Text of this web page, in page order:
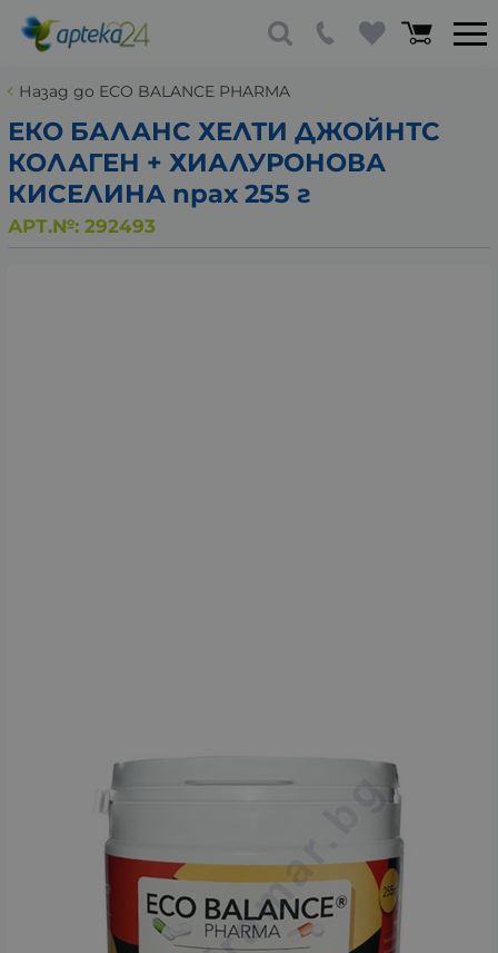
Назад до ECO BALANCE PHARMA
ЕКО БАЛАНС ХЕЛТИ ДЖОЙНТС
КОЛАГЕН + ХИАЛУРОНОВА
КИСЕЛИНА прах 255 г
АРТ.№: 292493